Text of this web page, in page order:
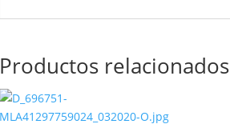
Productos relacionados